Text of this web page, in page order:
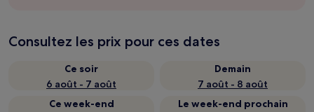
Consultez les prix pour ces dates
Ce soir
6 août - 7 août
Demain
7 août - 8 août
Ce week-end
Le week-end prochain